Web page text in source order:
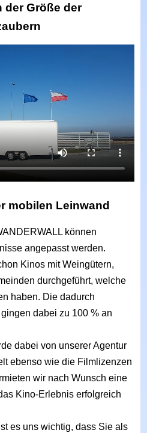
der Größe der
mobilen Leinwand
können
angepasst werden.
Kinos mit Weingütern,
durchgeführt, welche
haben. Die dadurch
dabei zu 100 % an
dabei von unserer Agentur
ebenso wie die Filmlizenzen
wir nach Wunsch eine
Kino-Erlebnis erfolgreich
es uns wichtig, dass Sie als